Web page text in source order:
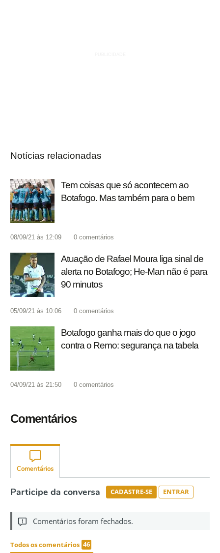
Notícias relacionadas
Tem coisas que só acontecem ao
Botafogo. Mas também para o bem
08/09/21 às 12:09 0 comentários
Atuação de Rafael Moura liga sinal de
alerta no Botafogo; He-Man não é para
90 minutos
05/09/21 às 10:06 0 comentários
Botafogo ganha mais do que o jogo
contra o Remo: segurança na tabela
04/09/21 às 21:50 0 comentários
Comentários